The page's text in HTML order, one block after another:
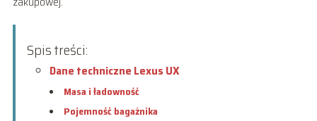
Spis treści:
Dane techniczne Lexus UX
Masa i ładowność
Pojemność bagażnika